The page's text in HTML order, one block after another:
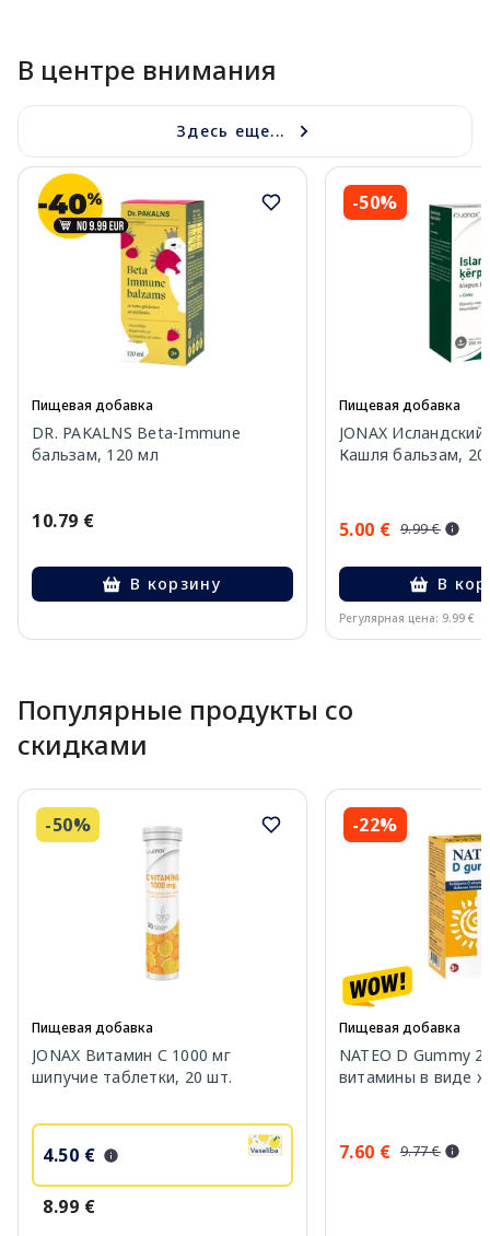
В центре внимания
Здесь еще...
Пищевая добавка
DR. PAKALNS Beta-Immune
бальзам, 120 мл
10.79 €
В корзину
-50%
Пищевая добавка
JONAX
Кашля бальзам,
5.00 € 9.99 €
В
Регулярная цена: 9.99 €
Популярные продукты со
скидками
-50%
Пищевая добавка
JONAX Витамин С 1000 мг
шипучие таблетки, 20 шт.
4.50 €
8.99 €
-22%
Пищевая добавка
NATEO D Gummy
витамины в виде
7.60 € 9.77 €